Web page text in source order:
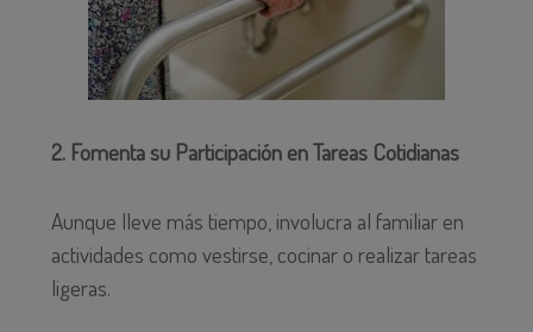
2. Fomenta su Participación en Tareas Cotidianas
Aunque lleve más tiempo, involucra al familiar en
actividades como vestirse, cocinar o realizar tareas
ligeras.